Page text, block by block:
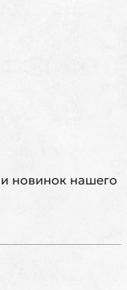
и новинок нашего